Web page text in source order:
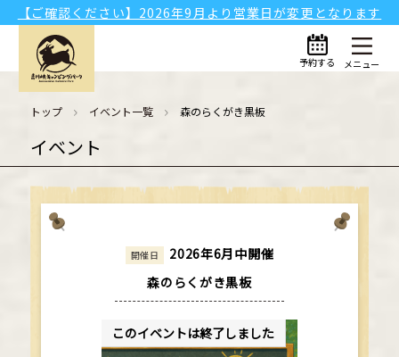
【ご確認ください】2026年9月より営業日が変更となります
予約する メニュー
トップ イベント一覧 森のらくがき黒板
イベント
開催日
2026年6月中開催
森のらくがき黒板
このイベントは終了しました